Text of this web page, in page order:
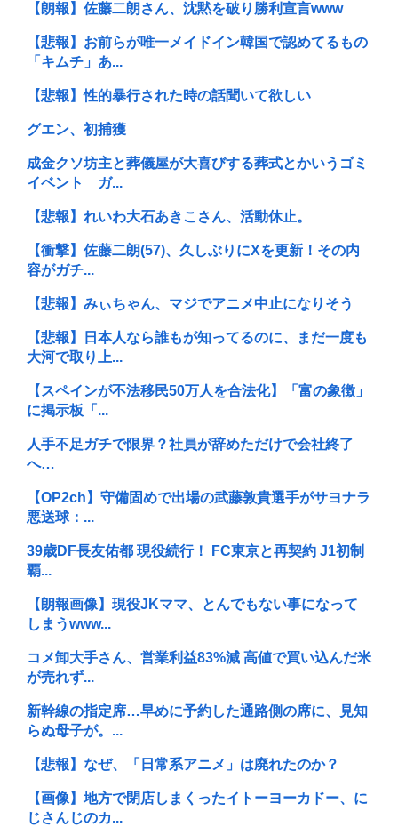
【朗報】佐藤二朗さん、沈黙を破り勝利宣言www
【悲報】お前らが唯一メイドイン韓国で認めてるもの
「キムチ」あ...
【悲報】性的暴行された時の話聞いて欲しい
グエン、初捕獲
成金クソ坊主と葬儀屋が大喜びする葬式とかいうゴミ
イベント ガ...
【悲報】れいわ大石あきこさん、活動休止。
【衝撃】佐藤二朗(57)、久しぶりにXを更新！その内
容がガチ...
【悲報】みぃちゃん、マジでアニメ中止になりそう
【悲報】日本人なら誰もが知ってるのに、まだ一度も
大河で取り上...
【スペインが不法移民50万人を合法化】「富の象徴」
に掲示板「...
人手不足ガチで限界？社員が辞めただけで会社終了
へ…
【OP2ch】守備固めで出場の武藤敦貴選手がサヨナラ
悪送球：...
39歳DF長友佑都 現役続行！ FC東京と再契約 J1初制
覇...
【朗報画像】現役JKママ、とんでもない事になって
しまうwww...
コメ卸大手さん、営業利益83%減 高値で買い込んだ米
が売れず...
新幹線の指定席…早めに予約した通路側の席に、見知
らぬ母子が。...
【悲報】なぜ、「日常系アニメ」は廃れたのか？
【画像】地方で閉店しまくったイトーヨーカドー、に
じさんじのカ...